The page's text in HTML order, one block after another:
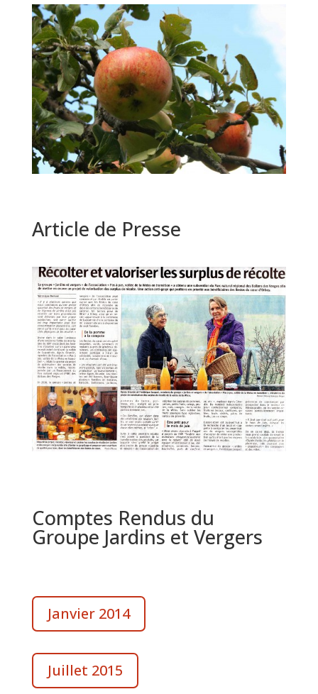
Article de Presse
Comptes Rendus du
Groupe Jardins et Vergers
Janvier 2014
Juillet 2015